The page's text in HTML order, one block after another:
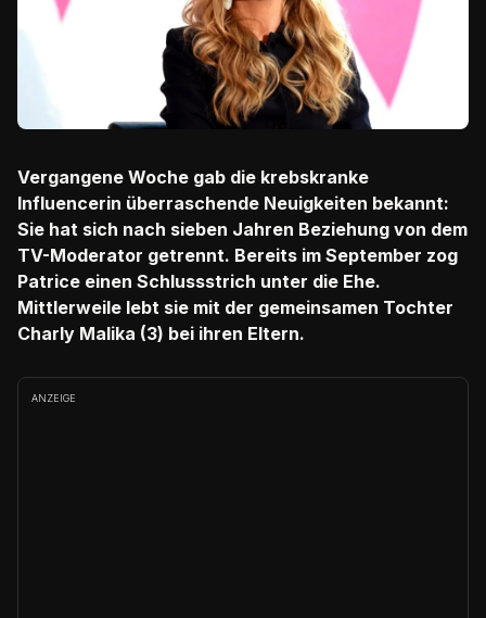
Vergangene Woche gab die krebskranke
Influencerin überraschende Neuigkeiten bekannt:
Sie hat sich nach sieben Jahren Beziehung von dem
TV-Moderator getrennt. Bereits im September zog
Patrice einen Schlussstrich unter die Ehe.
Mittlerweile lebt sie mit der gemeinsamen Tochter
Charly Malika (3) bei ihren Eltern.
ANZEIGE